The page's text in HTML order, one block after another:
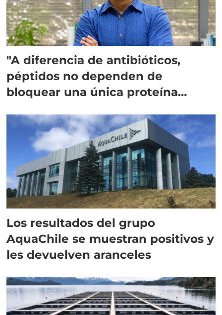
"A diferencia de antibióticos,
péptidos no dependen de
bloquear una única proteína
Los resultados del grupo
AquaChile se muestran positivos y
les devuelven aranceles